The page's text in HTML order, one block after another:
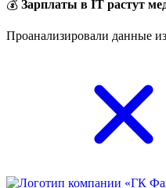
💰 Зарплаты в IT растут
Проанализировали данные